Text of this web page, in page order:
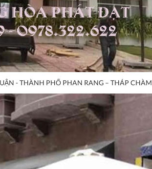
- THÀNH PHỐ PHAN RANG – THÁP CHÀM